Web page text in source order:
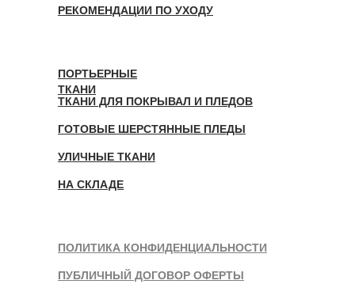
ПОЛИТИКА КОНФИДЕНЦИАЛЬНОСТИ
ПОРТЬЕРНЫЕ
ТКАНИ
ТКАНИ ДЛЯ ПОКРЫВАЛ И ПЛЕДОВ
ГОТОВЫЕ ШЕРСТЯННЫЕ ПЛЕДЫ
УЛИЧНЫЕ ТКАНИ
НА СКЛАДЕ
РЕКОМЕНДАЦИИ ПО УХОДУ
ПУБЛИЧНЫЙ ДОГОВОР ОФЕРТЫ